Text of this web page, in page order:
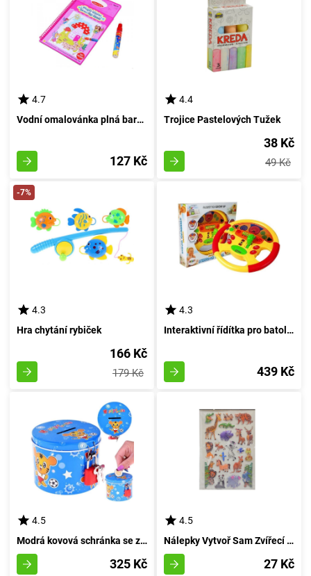
4.7
Vodní omalovánka plná barev - Víla motýlů
127 Kč
4.4
Trojice Pastelových Tužek
38 Kč
49 Kč
-7%
4.3
Hra chytání rybiček
166 Kč
179 Kč
4.3
Interaktivní řídítka pro batolata s zvukovými a světelnými efekty
439 Kč
4.5
Modrá kovová schránka se zámkem na zavěšení
325 Kč
4.5
Nálepky Vytvoř Sam Zvířecí Obrázky
27 Kč